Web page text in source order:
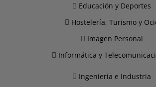
Educación y Deportes
Hostelería, Turismo y
Imagen Personal
Informática y
Ingeniería e Industria